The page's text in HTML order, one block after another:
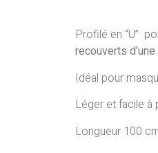
Profilé en “U”
recouverts
Idéal pour
Léger et facile à
Longueur 100